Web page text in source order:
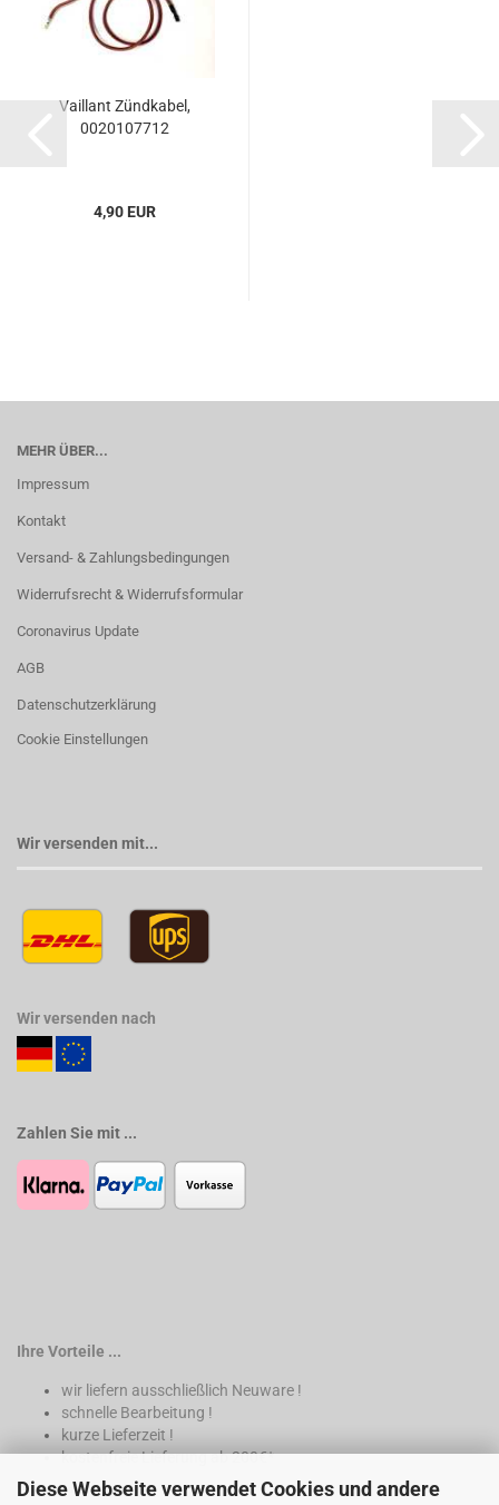
Diese Webseite verwendet Cookies und andere
Vaillant Zündkabel,
0020107712
4,90 EUR
MEHR ÜBER...
Impressum
Kontakt
Versand- & Zahlungsbedingungen
Widerrufsrecht & Widerrufsformular
Coronavirus Update
AGB
Datenschutzerklärung
Cookie Einstellungen
Wir versenden mit...
Wir versenden nach
Zahlen Sie mit ...
Ihre Vorteile ...
wir liefern ausschließlich Neuware !
schnelle Bearbeitung !
kurze Lieferzeit !
kostenfreie Lieferung ab 200€*
* nur innerhalb Deutschland